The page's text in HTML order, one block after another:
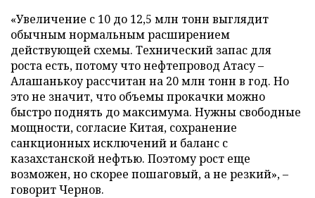
«Увеличение с 10 до 12,5 млн тонн выглядит
обычным нормальным расширением
действующей схемы. Технический запас для
роста есть, потому что нефтепровод Атасу –
Алашанькоу рассчитан на 20 млн тонн в год. Но
это не значит, что объемы прокачки можно
быстро поднять до максимума. Нужны свободные
мощности, согласие Китая, сохранение
санкционных исключений и баланс с
казахстанской нефтью. Поэтому рост еще
возможен, но скорее пошаговый, а не резкий», –
говорит Чернов.